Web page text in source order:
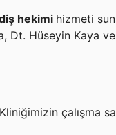
hekimi hizmeti
Dt. Hüseyin Kaya
çalışma